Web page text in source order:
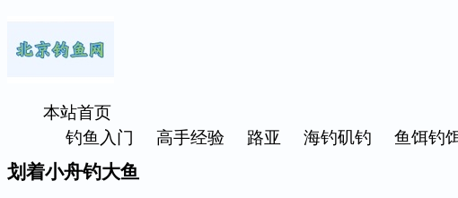
本站首页
钓鱼入门
高手经验 路亚 海钓矶钓 鱼饵钓
划着小舟钓大鱼